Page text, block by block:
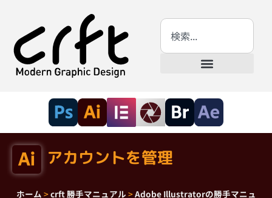
アカウントを管理
ホーム >crft 勝手マニュアル >Adobe Illustratorの勝手マニュ